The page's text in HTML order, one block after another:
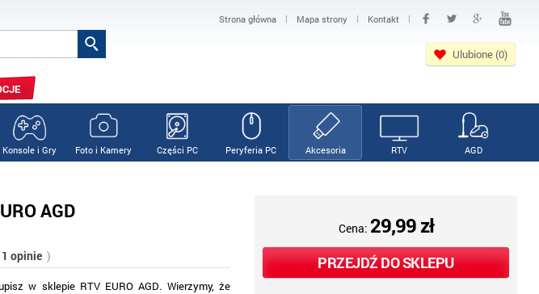
Strona główna | Mapa strony | Kontakt |
Ulubione (0)
Konsole i Gry Foto i Kamery Części PC Peryferia PC Akcesoria RTV AGD
AGD
1 opinie )
w sklepie RTV EURO AGD. Wierzymy, że
Cena: 29,99 zł
PRZEJDŹ DO SKLEPU